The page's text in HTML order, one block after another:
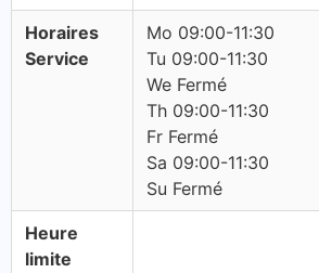
Horaires
Service
Mo 09:00-11:30
Tu 09:00-11:30
We Fermé
Th 09:00-11:30
Fr Fermé
Sa 09:00-11:30
Su Fermé
Heure
limite